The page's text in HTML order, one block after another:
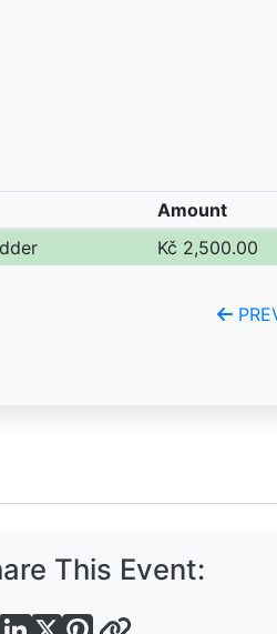
Amount
(Click to sort
Kč 2,500.00
This Event: